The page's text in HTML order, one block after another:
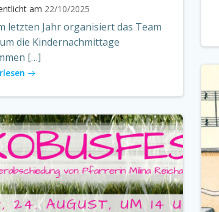
am 22/10/2025
letzten Jahr organisiert das Team
die Kindernachmittage
[…]